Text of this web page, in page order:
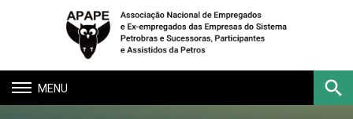
Toggle
navigation